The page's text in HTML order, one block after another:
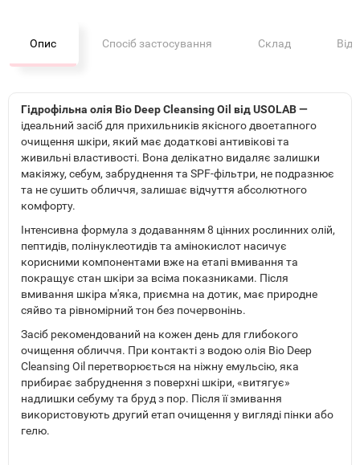
Опис Спосіб застосування Склад
Гідрофільна олія Bio Deep Cleansing Oil від USOLAB —
ідеальний засіб для прихильників якісного двоетапного
очищення шкіри, який має додаткові антивікові та
живильні властивості. Вона делікатно видаляє залишки
макіяжу, себум, забруднення та SPF-фільтри, не подразнює
та не сушить обличчя, залишає відчуття абсолютного
комфорту.
Інтенсивна формула з додаванням 8 цінних рослинних олій,
пептидів, полінуклеотидів та амінокислот насичує
корисними компонентами вже на етапі вмивання та
покращує стан шкіри за всіма показниками. Після
вмивання шкіра м'яка, приємна на дотик, має природне
сяйво та рівномірний тон без почервонінь.
Засіб рекомендований на кожен день для глибокого
очищення обличчя. При контакті з водою олія Bio Deep
Cleansing Oil перетворюється на ніжну емульсію, яка
прибирає забруднення з поверхні шкіри, «витягує»
надлишки себуму та бруд з пор. Після її змивання
використовують другий етап очищення у вигляді пінки або
гелю.